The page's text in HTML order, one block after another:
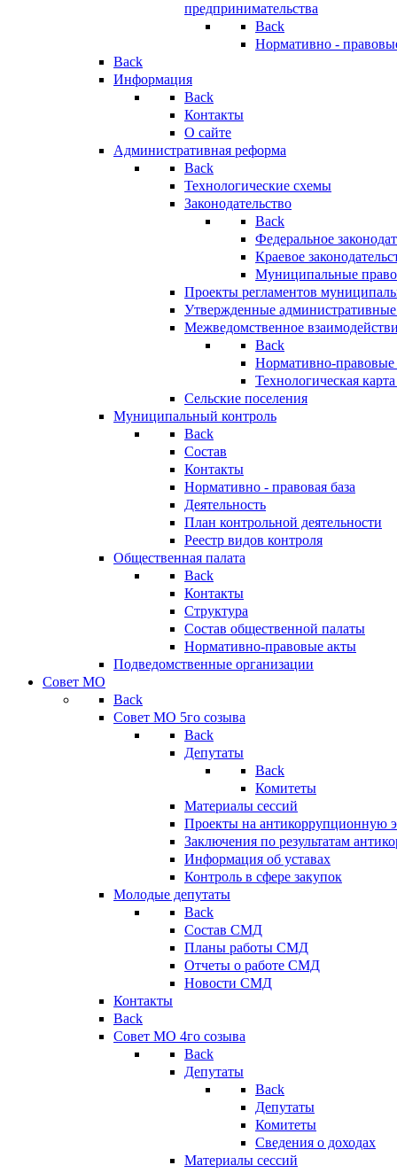
предпринимательства
Back
Нормативно -
Back
Информация
Back
Контакты
О сайте
Административная реформа
Back
Технологические схемы
Законодательство
Back
Федеральное
Краевое
Муниципальные
Проекты регламентов
Утвержденные
Межведомственное
Back
Нормативно-правовые
Технологическая
Сельские поселения
Муниципальный контроль
Back
Состав
Контакты
Нормативно - правовая база
Деятельность
План контрольной деятельности
Реестр видов контроля
Общественная палата
Back
Контакты
Структура
Состав общественной палаты
Нормативно-правовые акты
Подведомственные организации
Совет МО
Back
Совет МО 5го созыва
Back
Депутаты
Back
Комитеты
Материалы сессий
Проекты на антикоррупционную
Заключения по результатам
Информация об уставах
Контроль в сфере закупок
Молодые депутаты
Back
Состав СМД
Планы работы СМД
Отчеты о работе СМД
Новости СМД
Контакты
Back
Совет МО 4го созыва
Back
Депутаты
Back
Депутаты
Комитеты
Сведения о доходах
Материалы сессий